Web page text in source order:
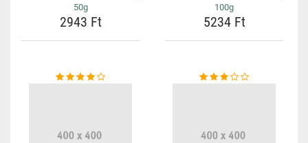
50g
2943 Ft
100g
5234 Ft